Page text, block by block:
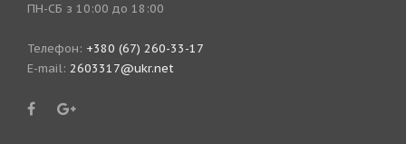
ПН-СБ з 10:00 до 18:00
Телефон: +380 (67) 260-33-17
E-mail: 2603317@ukr.net